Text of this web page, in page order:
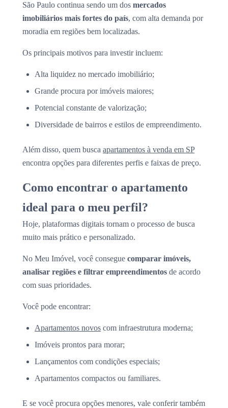
São Paulo continua sendo um dos mercados
imobiliários mais fortes do país, com alta demanda por
moradia em regiões bem localizadas.
Os principais motivos para investir incluem:
Alta liquidez no mercado imobiliário;
Grande procura por imóveis maiores;
Potencial constante de valorização;
Diversidade de bairros e estilos de empreendimento.
Além disso, quem busca apartamentos à venda em SP
encontra opções para diferentes perfis e faixas de preço.
Como encontrar o apartamento
ideal para o meu perfil?
Hoje, plataformas digitais tornam o processo de busca
muito mais prático e personalizado.
No Meu Imóvel, você consegue comparar imóveis,
analisar regiões e filtrar empreendimentos de acordo
com suas prioridades.
Você pode encontrar:
Apartamentos novos com infraestrutura moderna;
Imóveis prontos para morar;
Lançamentos com condições especiais;
Apartamentos compactos ou familiares.
E se você procura opções menores, vale conferir também